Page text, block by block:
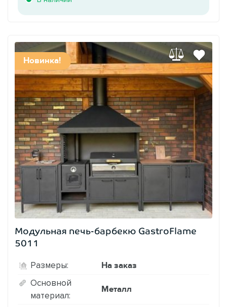
Новинка!
Модульная печь-барбекю GastroFlame
5011
Размеры: На заказ
Основной
материал:
Металл